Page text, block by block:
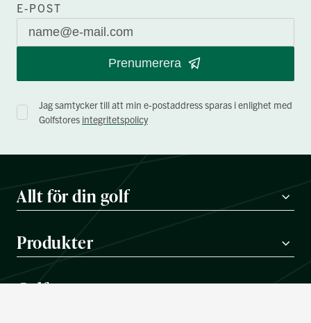
E-POST
Prenumerera
Jag samtycker till att min e-postaddress sparas i enlighet med
Golfstores integritetspolicy
Allt för din golf
Produkter
Golfstore